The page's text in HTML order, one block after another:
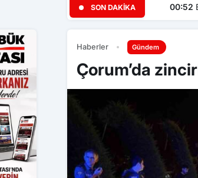
SON DAKIKA 00:52
Haberler Gündem
Çorum’da